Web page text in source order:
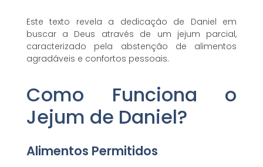
Este texto revela a dedicação de Daniel em
buscar a Deus através de um jejum parcial,
caracterizado pela abstenção de alimentos
agradáveis e confortos pessoais.
Como Funciona o
Jejum de Daniel?
Alimentos Permitidos